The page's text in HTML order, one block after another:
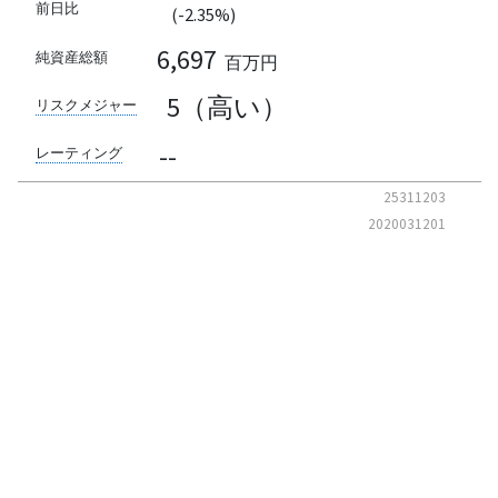
前日比
(-2.35%)
純資産総額 6,697 百万円
リスクメジャー 5（高い）
レーティング --
25311203
2020031201